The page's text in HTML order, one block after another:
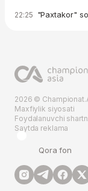
22:25 "Paxtakor"
2026 ©
Maxfiylik siyosati
Foydalanuvchi
Saytda reklama
Qora fon